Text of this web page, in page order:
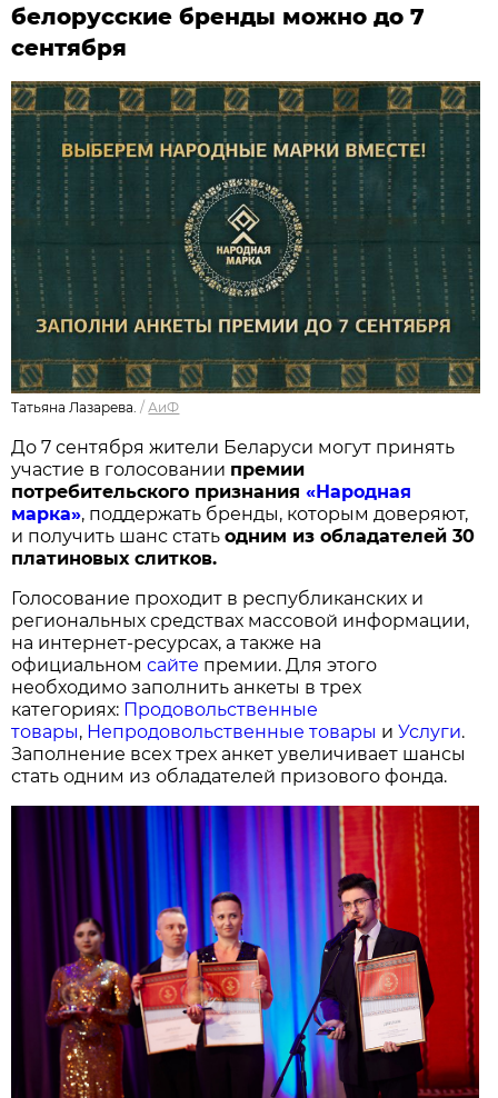
белорусские бренды можно до 7
сентября
Татьяна Лазарева. /АиФ
До 7 сентября жители Беларуси могут принять
участие в голосовании премии
потребительского признания«Народная
марка», поддержать бренды, которым доверяют,
и получить шанс статьодним из обладателей 30
платиновых слитков.
Голосование проходит в республиканских и
региональных средствах массовой информации,
на интернет-ресурсах, а также на
официальномсайте премии. Для этого
необходимо заполнить анкеты в трех
категориях: Продовольственные
товары, Непродовольственные товары иУслуги.
Заполнение всех трех анкет увеличивает шансы
стать одним из обладателей призового фонда.